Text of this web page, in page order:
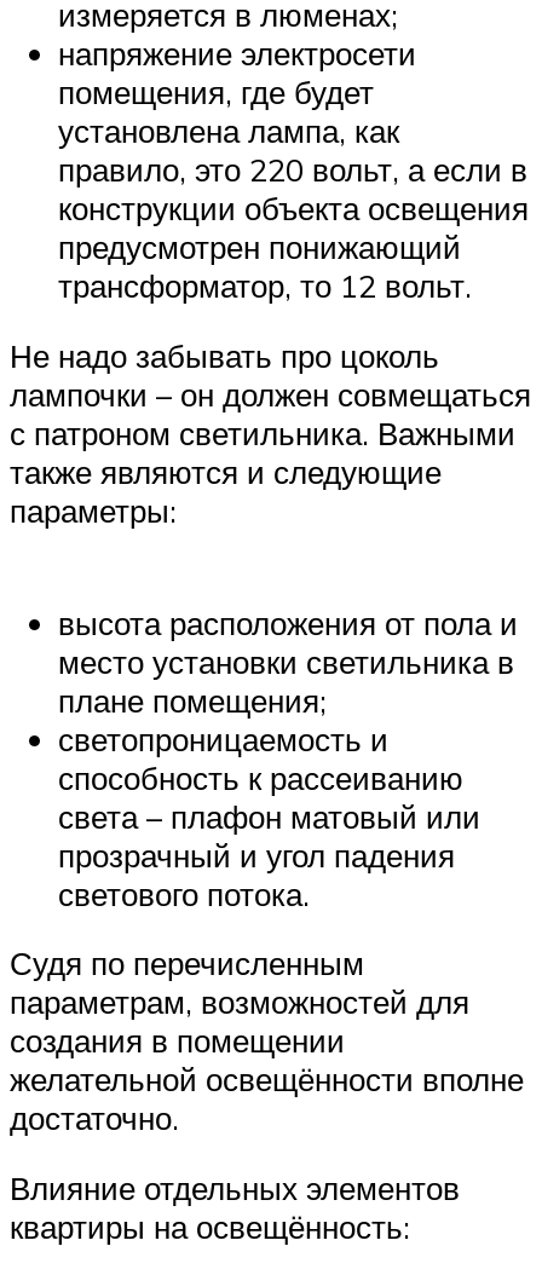
измеряется в люменах;
напряжение электросети
помещения, где будет
установлена лампа, как
правило, это 220 вольт, а если в
конструкции объекта освещения
предусмотрен понижающий
трансформатор, то 12 вольт.
Не надо забывать про цоколь
лампочки – он должен совмещаться
с патроном светильника. Важными
также являются и следующие
параметры:
высота расположения от пола и
место установки светильника в
плане помещения;
светопроницаемость и
способность к рассеиванию
света – плафон матовый или
прозрачный и угол падения
светового потока.
Судя по перечисленным
параметрам, возможностей для
создания в помещении
желательной освещённости вполне
достаточно.
Влияние отдельных элементов
квартиры на освещённость: